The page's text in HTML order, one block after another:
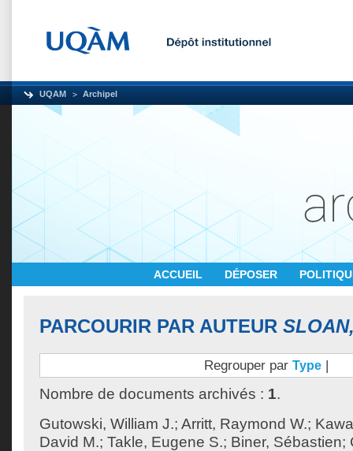
UQAM Archipel
ACCUEIL DÉPOSER
PARCOURIR PAR AUTEUR
Regrouper par Type |
Nombre de documents archivés : 1.
Gutowski, William J.; Arritt, Raymond W.;
David M.; Takle, Eugene S.; Biner, Sébastien;